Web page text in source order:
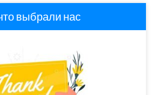
выбрали нас